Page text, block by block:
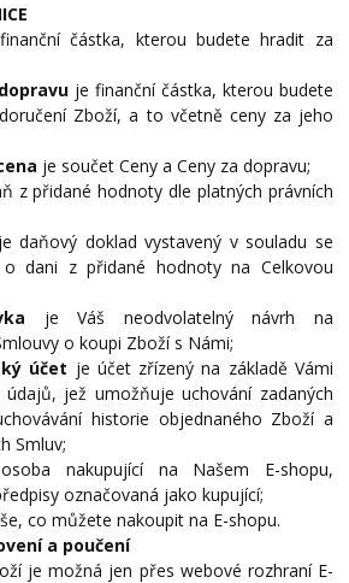
částka, kterou budete hradit za
je finanční částka, kterou budete
Zboží, a to včetně ceny za jeho
je součet Ceny a Ceny za dopravu;
z přidané hodnoty dle platných právních
je daňový doklad vystavený v souladu se
o dani z přidané hodnoty na Celkovou
je Váš neodvolatelný návrh na
o koupi Zboží s Námi;
účet je účet zřízený na základě Vámi
údajů, jež umožňuje uchování zadaných
historie objednaného Zboží a
Smluv;
nakupující na Našem E-shopu,
označovaná jako kupující;
co můžete nakoupit na E-shopu.
a poučení
je možná jen přes webové rozhraní E-